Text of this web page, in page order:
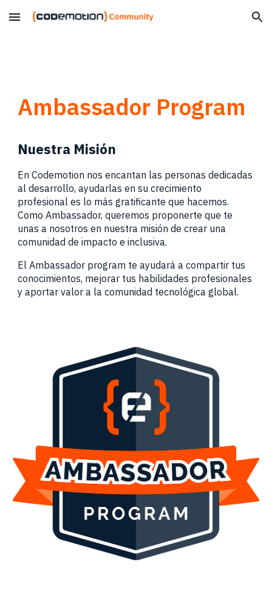
Skip to main content Skip to navigation
Ambassador Program
Nuestra Misión
En Codemotion nos encantan las personas dedicadas
al desarrollo,ayudarlas en su crecimiento
profesional es lo más gratificante que hacemos.
Como Ambassador, queremos proponerte que te
unas a nosotros en nuestra misión de crear una
comunidad de impacto e inclusiva.
El Ambassador program te ayudará a compartir tus
conocimientos, mejorar tus habilidades profesionales
y aportar valor a la comunidad tecnológica global.